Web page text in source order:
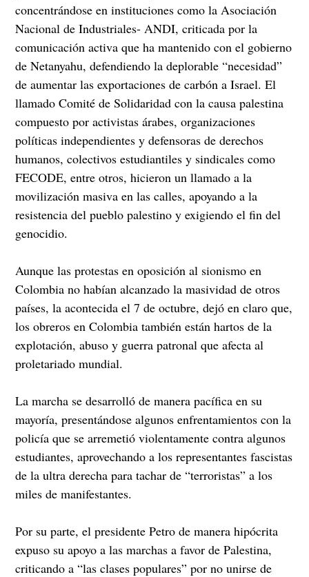
concentrándose en instituciones como la Asociación
Nacional de Industriales- ANDI, criticada por la
comunicación activa que ha mantenido con el gobierno
de Netanyahu, defendiendo la deplorable “necesidad”
de aumentar las exportaciones de carbón a Israel. El
llamado Comité de Solidaridad con la causa palestina
compuesto por activistas árabes, organizaciones
políticas independientes y defensoras de derechos
humanos, colectivos estudiantiles y sindicales como
FECODE, entre otros, hicieron un llamado a la
movilización masiva en las calles, apoyando a la
resistencia del pueblo palestino y exigiendo el fin del
genocidio.
Aunque las protestas en oposición al sionismo en
Colombia no habían alcanzado la masividad de otros
países, la acontecida el 7 de octubre, dejó en claro que,
los obreros en Colombia también están hartos de la
explotación, abuso y guerra patronal que afecta al
proletariado mundial.
La marcha se desarrolló de manera pacífica en su
mayoría, presentándose algunos enfrentamientos con la
policía que se arremetió violentamente contra algunos
estudiantes, aprovechando a los representantes fascistas
de la ultra derecha para tachar de “terroristas” a los
miles de manifestantes.
Por su parte, el presidente Petro de manera hipócrita
expuso su apoyo a las marchas a favor de Palestina,
criticando a “las clases populares” por no unirse de